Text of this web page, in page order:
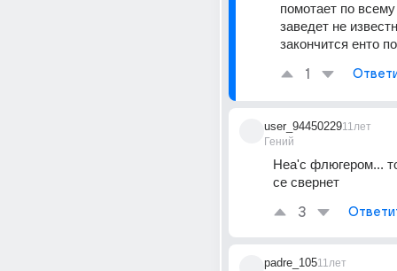
помотает по
заведет не
закончится енто
1
user_94450229
Гений
11лет
Неа'с флюгером...
се свернет
3
padre_10511лет